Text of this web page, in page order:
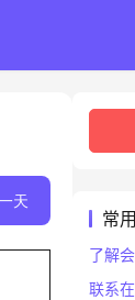
天
常
了解
联系